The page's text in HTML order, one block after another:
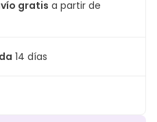
gratis a partir de
14 días